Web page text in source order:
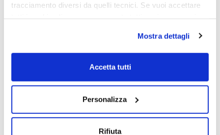
tracciamento diversi da quelli tecnici. Se vuoi accettare
su acconsento selezionati. Se vuoi saperne di più clicca
qui. Cliccando sul tasto "Acconsento" permetti l'utilizzo
Mostra dettagli
Accetta tutti
Personalizza
Rifiuta